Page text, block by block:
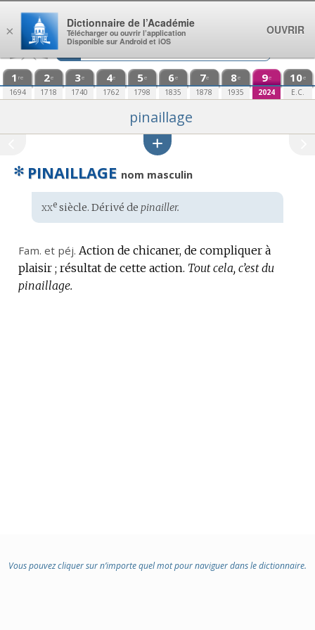
Aller au contenu
1 re
1694
2e
1718
3e
1740
4e
1762
5e
1798
6e
1835
7e
1878
8e
1935
9e
2024
10e
E.C.
pinaillage
✻ PINAILLAGE nom masculin
Étymologie
:
xxesiècle. Dérivé de pinailler.
Fam. et péj. Action de chicaner, de compliquer à
plaisir ; résultat de cette action. Tout cela, c’est du
pinaillage.
Vous pouvez cliquer sur n’importe quel mot pour naviguer dans le dictionnaire.
×
Dictionnaire de l’Académie
Télécharger ou ouvrir l’application
Disponible sur Android et iOS
OUVRIR